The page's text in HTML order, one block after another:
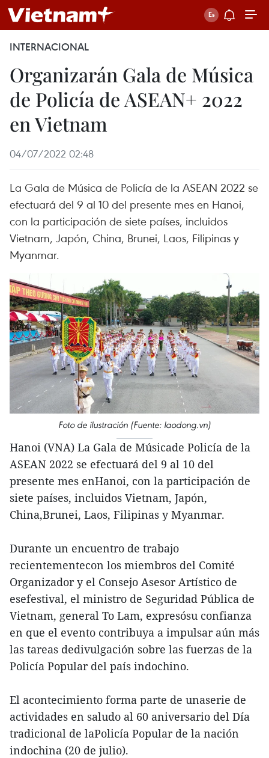
INTERNACIONAL
Organizarán Gala de Música
de Policía de ASEAN+ 2022
en Vietnam
04/07/2022 02:48
La Gala de Música de Policía de la ASEAN 2022 se
efectuará del 9 al 10 del presente mes en Hanoi,
con la participación de siete países, incluidos
Vietnam, Japón, China, Brunei, Laos, Filipinas y
Myanmar.
Foto de ilustración (Fuente: laodong.vn)
Hanoi (VNA) La Gala de Músicade Policía de la
ASEAN 2022 se efectuará del 9 al 10 del
presente mes enHanoi, con la participación de
siete países, incluidos Vietnam, Japón,
China,Brunei, Laos, Filipinas y Myanmar.
Durante un encuentro de trabajo
recientementecon los miembros del Comité
Organizador y el Consejo Asesor Artístico de
esefestival, el ministro de Seguridad Pública de
Vietnam, general To Lam, expresósu confianza
en que el evento contribuya a impulsar aún más
las tareas dedivulgación sobre las fuerzas de la
Policía Popular del país indochino.
El acontecimiento forma parte de unaserie de
actividades en saludo al 60 aniversario del Día
tradicional de laPolicía Popular de la nación
indochina (20 de julio).